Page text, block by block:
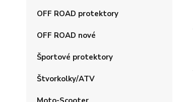
OFF ROAD protektory
OFF ROAD nové
Športové protektory
Štvorkolky/ATV